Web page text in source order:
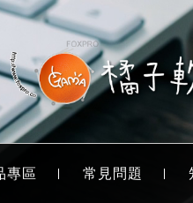
專區 常見問題